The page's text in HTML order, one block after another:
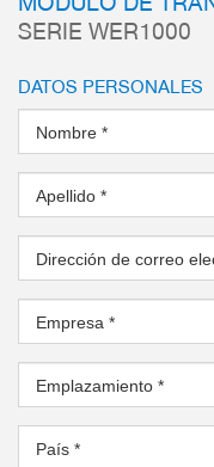
SERIE WER1000
DATOS PERSONALES
Nombre *
Apellido *
Dirección de correo
Empresa *
Emplazamiento *
País *